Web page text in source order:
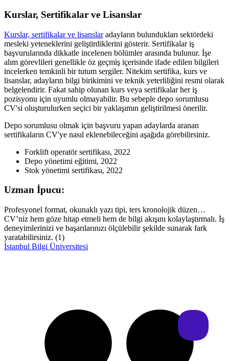
Kurslar, Sertifikalar ve Lisanslar
Kurslar, sertifikalar ve lisanslaradayların bulundukları sektördeki
mesleki yeteneklerini geliştirdiklerini gösterir. Sertifikalar iş
başvurularında dikkatle incelenen bölümler arasında bulunur. İşe
alım görevlileri genellikle öz geçmiş içerisinde ifade edilen bilgileri
incelerken temkinli bir tutum sergiler. Nitekim sertifika, kurs ve
lisanslar, adayların bilgi birikimini ve teknik yeterliliğini resmi olarak
belgelendirir. Fakat sahip olunan kurs veya sertifikalar her iş
pozisyonu için uyumlu olmayabilir. Bu sebeple depo sorumlusu
CV'si oluşturulurken seçici bir yaklaşımın geliştirilmesi önerilir.
Depo sorumlusu olmak için başvuru yapan adaylarda aranan
sertifikaların CV'ye nasıl eklenebileceğini aşağıda görebilirsiniz.
Forklift operatör sertifikası, 2022
Depo yönetimi eğitimi, 2022
Stok yönetimi sertifikası, 2022
Uzman İpucu:
Profesyonel format, okunaklı yazı tipi, ters kronolojik düzen…
CV’niz hem göze hitap etmeli hem de bilgi akışını kolaylaştırmalı. İş
deneyimlerinizi ve başarılarınızı ölçülebilir şekilde sunarak fark
yaratabilirsiniz. (1)
İstanbul Bilgi Üniversitesi